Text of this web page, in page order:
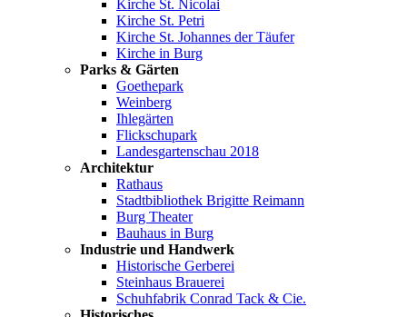
Kirche St. Nicolai
Kirche St. Petri
Kirche St. Johannes der Täufer
Kirche in Burg
Parks & Gärten
Goethepark
Weinberg
Ihlegärten
Flickschupark
Landesgartenschau 2018
Architektur
Rathaus
Stadtbibliothek Brigitte Reimann
Burg Theater
Bauhaus in Burg
Industrie und Handwerk
Historische Gerberei
Steinhaus Brauerei
Schuhfabrik Conrad Tack & Cie.